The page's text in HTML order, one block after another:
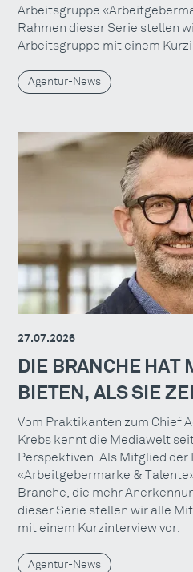
Arbeitsgruppe
Rahmen dieser Serie stellen
Arbeitsgruppe mit einem
Agentur-News
27.07.2026
DIE BRANCHE HAT
BIETEN, ALS SIE
Vom Praktikanten zum Chief
Krebs kennt die Mediawelt
Perspektiven. Als Mitglied
«Arbeitgebermarke &
Branche, die mehr
dieser Serie stellen wir alle
mit einem Kurzinterview vor.
Agentur-News